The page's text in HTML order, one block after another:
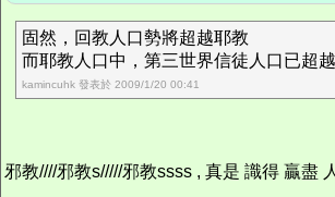
固然，回教人口勢將超越耶教
而耶教人口中，第三世界信徒人口已超
kamincuhk 發表於 2009/1/20 00:41
邪教////邪教s/////邪教ssss , 真是 識得 贏盡